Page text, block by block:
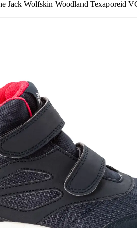
Jack Wolfskin Woodland Texaporeid